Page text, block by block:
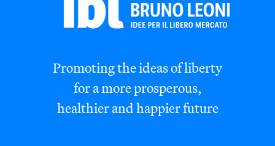
Promoting the ideas of liberty
for a more prosperous,
healthier and happier future